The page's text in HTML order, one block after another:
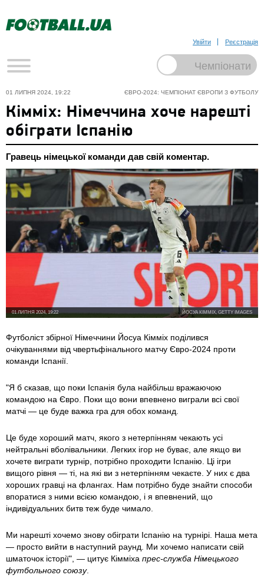
Увійти Реєстрація
ЄВРО-2024: ЧЕМПІОНАТ ЄВРОПИ З ФУТБОЛУ
01 ЛИПНЯ 2024, 19:22
Кімміх: Німеччина хоче нарешті
обіграти Іспанію
Гравець німецької команди дав свій коментар.
ЙОСУА КІММІХ, GETTY IMAGES
01 ЛИПНЯ 2024, 19:22
Футболіст збірної Німеччини Йосуа Кімміх поділився
очікуваннями від чвертьфінального матчу Євро-2024 проти
команди Іспанії.
"Я б сказав, що поки Іспанія була найбільш вражаючою
командою на Євро. Поки що вони впевнено виграли всі свої
матчі — це буде важка гра для обох команд.
Це буде хороший матч, якого з нетерпінням чекають усі
нейтральні вболівальники. Легких ігор не буває, але якщо ви
хочете виграти турнір, потрібно проходити Іспанію. Ці ігри
вищого рівня — ті, на які ви з нетерпінням чекаєте. У них є два
хороших гравці на флангах. Нам потрібно буде знайти способи
впоратися з ними всією командою, і я впевнений, що
індивідуальних битв теж буде чимало.
Ми нарешті хочемо знову обіграти Іспанію на турнірі. Наша мета
— просто вийти в наступний раунд. Ми хочемо написати свій
шматочок історії", — цитує Кімміха прес-служба Німецького
футбольного союзу.